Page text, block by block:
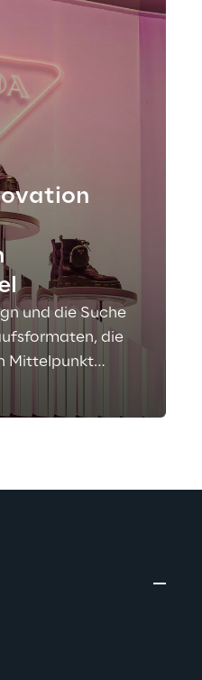
und die Suche
die
Mittelpunkt